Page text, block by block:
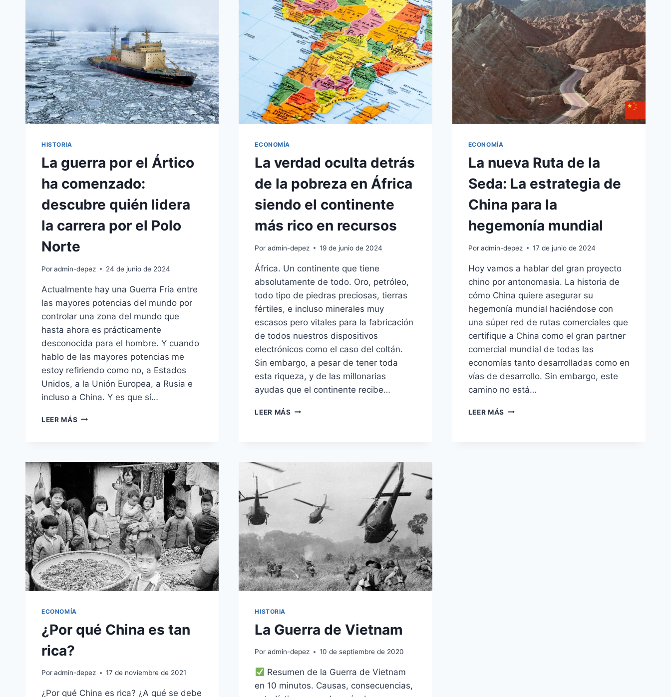
CHINA
PARA
ENFRENTARSE
A
EE.UU.
HISTORIA
La guerra por el Ártico
ha comenzado:
descubre quién lidera
la carrera por el Polo
Norte
Poradmin-depez 24 de junio de 2024
Actualmente hay una Guerra Fría entre
las mayores potencias del mundo por
controlar una zona del mundo que
hasta ahora es prácticamente
desconocida para el hombre. Y cuando
hablo de las mayores potencias me
estoy refiriendo como no, a Estados
Unidos, a la Unión Europea, a Rusia e
incluso a China. Y es que sí…
LEER MÁS LA
COMENZADO:
DESCUBRE
QUIÉN
LIDERA
LA
CARRERA
POR
EL
POLO
NORTE
ECONOMÍA
La verdad oculta detrás
de la pobreza en África
siendo el continente
más rico en recursos
Por admin-depez 19 de junio de 2024
África. Un continente que tiene
absolutamente de todo. Oro, petróleo,
todo tipo de piedras preciosas, tierras
fértiles, e incluso minerales muy
escasos pero vitales para la fabricación
de todos nuestros dispositivos
electrónicos como el caso del coltán.
Sin embargo, a pesar de tener toda
esta riqueza, y de las millonarias
ayudas que el continente recibe…
LEER MÁS LA
LA
EN
SIENDO
CONTINENTE
MÁS
RICO
EN
RECURSOS
ECONOMÍA
La nueva Ruta de la
Seda: La estrategia de
China para la
hegemonía mundial
Por admin-depez 17 de junio de 2024
Hoy vamos a hablar del gran proyecto
chino por antonomasia. La historia de
cómo China quiere asegurar su
hegemonía mundial haciéndose con
una súper red de rutas comerciales que
certifique a China como el gran partner
comercial mundial de todas las
economías tanto desarrolladas como en
vías de desarrollo. Sin embargo, este
camino no está…
LEER MÁS LA
ECONOMÍA
¿Por qué China es tan
rica?
Poradmin-depez 17 de noviembre de 2021
¿Por qué China es rica? ¿A qué se debe
HISTORIA
La Guerra de Vietnam
Por admin-depez 10 de septiembre de 2020
Resumen de la Guerra de Vietnam
en 10 minutos. Causas, consecuencias,